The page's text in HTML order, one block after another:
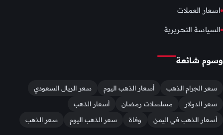
اسعار العملات
السياسة التحريرية
وسوم شائعة
سعر الجرام الذهب أسعار الذهب اليوم
سعر الريال السعودي
سعر الدولار
مسلسلات رمضان
أسعار الذهب
أسعار الذهب في اليمن
وفاة سعر الذهب اليوم سعر الذهب